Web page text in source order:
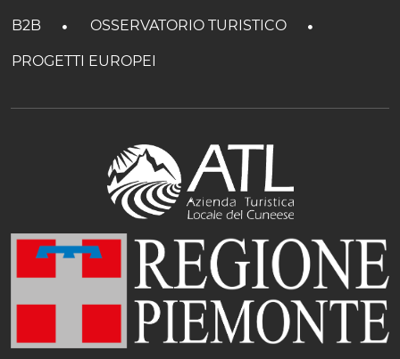
B2B OSSERVATORIO TURISTICO
PROGETTI EUROPEI